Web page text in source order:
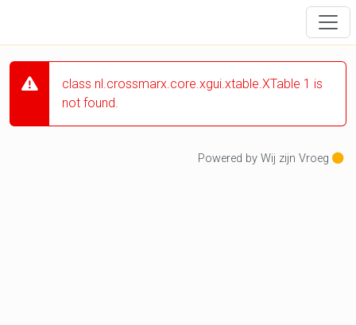
class nl.crossmarx.core.xgui.xtable.XTable 1 is
not found.
Powered by Wij zijn Vroeg